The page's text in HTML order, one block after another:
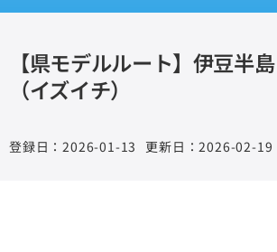
【県モデルルート】伊豆半
（イズイチ）
2026-01-13 更新日：2026-02-19